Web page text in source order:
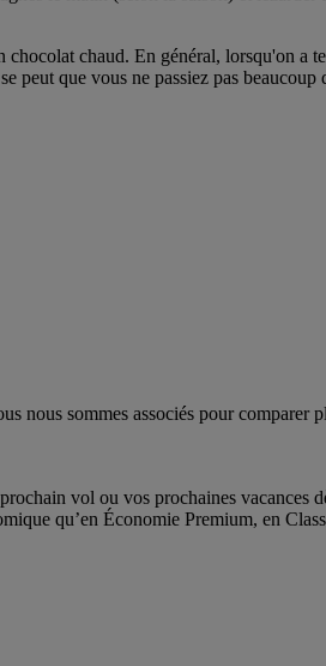
chaud. En général, lorsqu'on a
peut que vous ne passiez pas beaucoup
nous sommes associés pour comparer
vol ou vos prochaines vacances
qu’en Économie Premium, en